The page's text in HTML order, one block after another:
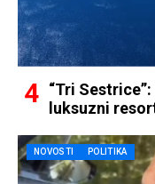
“Tri
luksuzni
NOVOSTI POLITIKA